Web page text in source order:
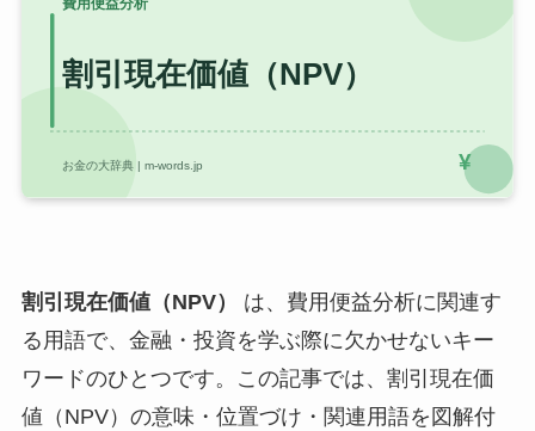
割引現在価値（NPV）
は、費用便益分析に関連す
る用語で、金融・投資を学ぶ際に欠かせないキー
ワードのひとつです。この記事では、割引現在価
値（NPV）の意味・位置づけ・関連用語を図解付